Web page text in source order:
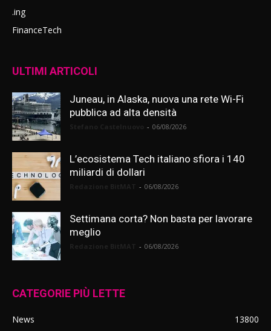
.ing
FinanceTech
ULTIMI ARTICOLI
Juneau, in Alaska, nuova una rete Wi-Fi
pubblica ad alta densità
- 06/08/2026
L’ecosistema Tech italiano sfiora i 140
miliardi di dollari
- 06/08/2026
Settimana corta? Non basta per lavorare
meglio
- 06/08/2026
CATEGORIE PIÙ LETTE
News
13800